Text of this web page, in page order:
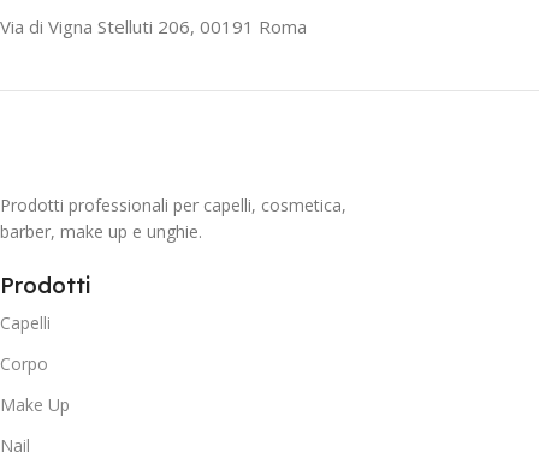
Via di Vigna Stelluti 206, 00191 Roma
Prodotti professionali per capelli, cosmetica,
barber, make up e unghie.
Prodotti
Capelli
Corpo
Make Up
Nail